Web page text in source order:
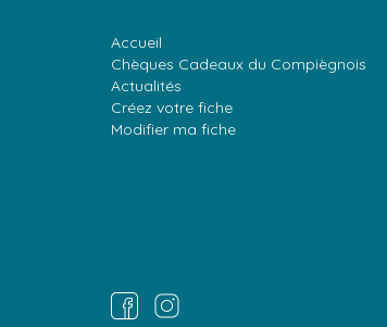
Accueil
Chèques Cadeaux du Compiègnois
Actualités
Créez votre fiche
Modifier ma fiche